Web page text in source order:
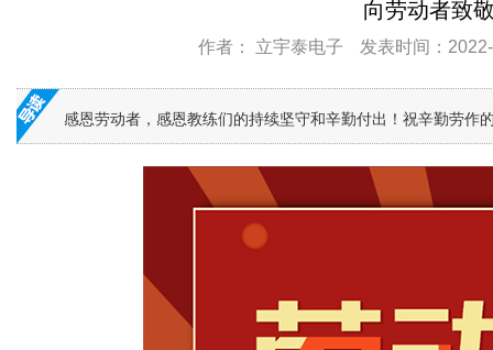
向劳动者致
作者： 立宇泰电子 发表时间：
感恩劳动者，感恩教练们的持续坚守和辛勤付出！祝辛勤劳作